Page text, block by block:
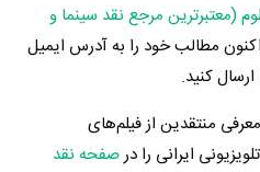
(معتبرترین مرجع نقد سینما و
مطالب خود را به آدرس ایمیل
منتقدین از فیلم‌های
ایرانی را درصفحه نقد